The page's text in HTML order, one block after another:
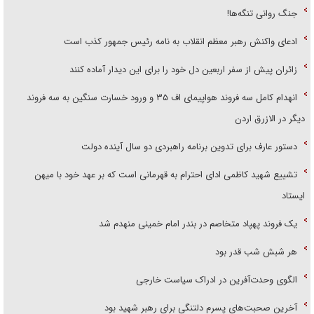
جنگ روانی تنگه‌ها!
ادعای واکنش رهبر معظم انقلاب به نامه رئیس جمهور کذب است
زائران پیش از سفر اربعین دل خود را برای این دیدار آماده کنند
انهدام کامل سه فروند هواپیمای اف ۳۵ و ورود خسارت سنگین به سه فروند
دیگر در الازرق اردن
دستور عارف برای تدوین برنامه راهبردی دو سال آینده دولت
تشییع شهید کاظمی ادای احترام به قهرمانی است که بر عهد خود با میهن
ایستاد
یک فروند پهپاد متخاصم در بندر امام خمینی منهدم شد
هر شبش شب قدر بود
الگوی وحدت‌آفرین در ادراک سیاست خارجی
آخرین صحبت‌های پسرم دلتنگی برای رهبر شهید بود